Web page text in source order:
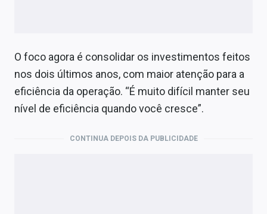
O foco agora é consolidar os investimentos feitos
nos dois últimos anos, com maior atenção para a
eficiência da operação. “É muito difícil manter seu
nível de eficiência quando você cresce”.
CONTINUA DEPOIS DA PUBLICIDADE